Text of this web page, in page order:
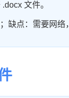
文件。
缺点：需要网络